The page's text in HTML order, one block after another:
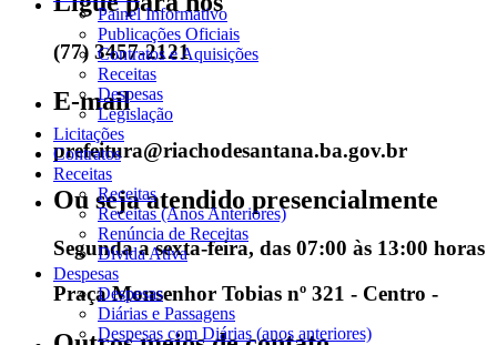
(77) 3457-2121
E-mail
prefeitura@riachodesantana.ba.gov.br
Ou seja atendido presencialmente
Segunda a sexta-feira, das 07:00 às 13:00 horas
Praça Monsenhor Tobias nº 321 - Centro -
Painel Informativo
Publicações Oficiais
Contratos e Aquisições
Receitas
Despesas
Legislação
Licitações
Contratos
Receitas
Receitas
Receitas (Anos Anteriores)
Renúncia de Receitas
Dívida Ativa
Despesas
Despesas
Diárias e Passagens
Despesas com Diárias (anos anteriores)